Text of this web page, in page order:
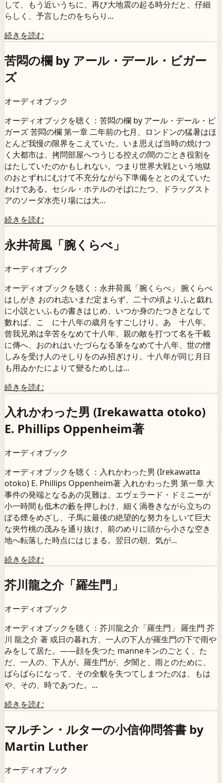
して、もう近いうちに、再び大地震の起る時分だと、仔細
らしく、予言したのをちらり...
続きを読む
苦悶の欄 by アール・デール・ビガー
ズ
オーディオブック
オーディオブックを聴く：苦悶の欄 by アール・デール・ビ
ガーズ 苦悶の欄 第一章 二年前の七月、ロンドンの猛暑はほ
とんど我慢の限界をこえていた。いま思えば当時の焼けつ
く大都市は、拷問部屋へつうじる控えの間のごとき役割を
はたしていたのかもしれない。つまり世界大戦という地獄
のおとずれにむけて不充分ながら下準備をととのえていた
わけである。セシル・ホテルのそばにたつ、ドラッグスト
アのソーダ水売り場には大...
続きを読む
永井荷風「腕くらべ」
オーディオブック
オーディオブックを聴く：永井荷風「腕くらべ」 腕くらべ
はしがき おのれ志いまだ定まらず、二十の頃よりふと戯れ
に小説といふもの書きはじめ、いつか身のたつきとなして
數れば、こゝに十八年の歳月をすごしけり。あゝ十八年。
曾我兄弟は辛苦をなめて十八年、親の敵を打つて名を千載
に傳へ、おのれはいたづらなる筆をなめて十八年、世の憎
しみを受け人のそしりをのみ招ぎけり。十八年が同じ月日
も用ゐかたによりて變るためしは...
続きを読む
入れかわった男 (Irekawatta otoko)
E. Phillips Oppenheim著
オーディオブック
オーディオブックを聴く：入れかわった男 (Irekawatta
otoko) E. Phillips Oppenheim著 入れかわった男 第一章 大
事件の発端となるあの災難は、エヴェラード・ドミニーが
小一時間も低木の藪を押しわけ、細く渦巻きながら立ちの
ぼる煙をめざし、子馬に最後の絶望的な努力をしいて巨大
な夾竹桃の茂みを通り抜け、前のめりに頭から小さな空き
地へ転落した時点にはじまる。翌日の朝、気が...
続きを読む
芥川龍之介「羅生門」
オーディオブック
オーディオブックを聴く：芥川龍之介「羅生門」 羅生門 芥
川 龍之介 著 或日の暮れ方、一人の下人が羅生門の下で雨や
みをして居た。――顔を失つた manneキンのごとく、た
だ、一人の、下人が。羅生門が、夕闇と、雨とのために、
ばらばらになって、その全貌を失つてしまつたのは、もは
や、その、時であつた。...
続きを読む
マルチン・ルターの小信仰問答書 by
Martin Luther
オーディオブック